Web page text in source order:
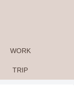
WORK
TRIP